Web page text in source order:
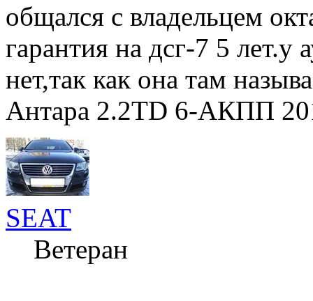
общался с владельцем
гарантия на дсг-7 5 лет.у
нет,так как она там
Антара 2.2TD 6-АКПП
SEAT
Ветеран